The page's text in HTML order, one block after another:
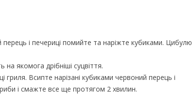
перець і печериці помийте та наріжте кубиками. Цибулю
якомога дрібніші суцвіття.
гриля. Всипте нарізані кубиками червоний перець і
і смажте все ще протягом 2 хвилин.